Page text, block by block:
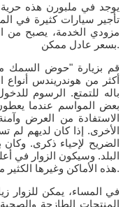
يوجد في ملبورن هذه
تأجير سيارات كثيرة في
مزودي الخدمة، يصبح من
بسعر عادل ممكن.
قم بزيارة "حوض السمك
أكثر من هوندريندس أنواع
باله للتمتع. الرسوم
بعض المواسم عندما
الاستفادة من العرض
الأخرى. إذا كان لديهم لم
الضريح لإحياء ذكرى. وكان
البلد. وسيكون الزوار في
هذه الأماكن وغيرها الكثير مع تأجير السيارات للاختيار.
في المساء، يمكن للزوار
المنتجات الطازجة